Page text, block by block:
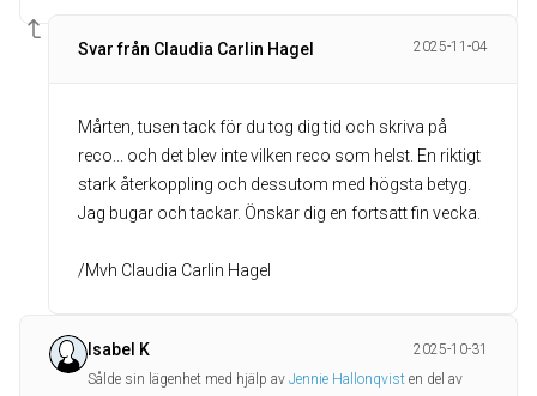
Svar från Claudia Carlin Hagel 2025-11-04
Mårten, tusen tack för du tog dig tid och skriva på
reco... och det blev inte vilken reco som helst. En riktigt
stark återkoppling och dessutom med högsta betyg.
Jag bugar och tackar. Önskar dig en fortsatt fin vecka.
/Mvh Claudia Carlin Hagel
Isabel K
2025-10-31
Sålde sin lägenhet med hjälp av Jennie Hallonqvist en del av